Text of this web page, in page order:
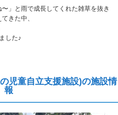
」と雨で成長してくれた雑草を抜き
きた中、
した♪
児童自立支援施設)の施設情
報